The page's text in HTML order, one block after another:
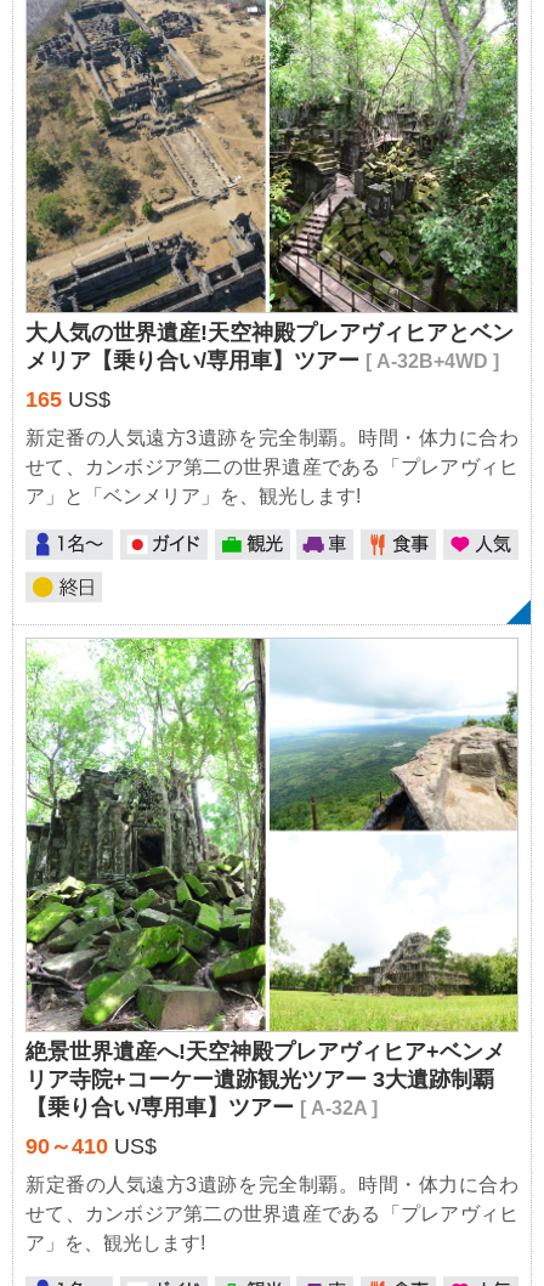
大人気の世界遺産!天空神殿プレアヴィヒアとベン
メリア【乗り合い/専用車】ツアー [ A-32B+4WD ]
165 US$
新定番の人気遠方3遺跡を完全制覇。時間・体力に合わ
せて、カンボジア第二の世界遺産である「プレアヴィヒ
ア」と「ベンメリア」を、観光します!
絶景世界遺産へ!天空神殿プレアヴィヒア+ベンメ
リア寺院+コーケー遺跡観光ツアー 3大遺跡制覇
【乗り合い/専用車】ツアー [ A-32A ]
90～410 US$
新定番の人気遠方3遺跡を完全制覇。時間・体力に合わ
せて、カンボジア第二の世界遺産である「プレアヴィヒ
ア」を、観光します!